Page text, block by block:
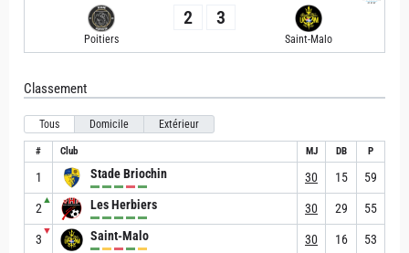
Poitiers
2 3
Saint-Malo
Classement
Tous Domicile Extérieur
# Club MJ DB P
1 Stade Briochin 30 15 59
2
▲ Les Herbiers 30 29 55
3
▼ Saint-Malo 30 16 53